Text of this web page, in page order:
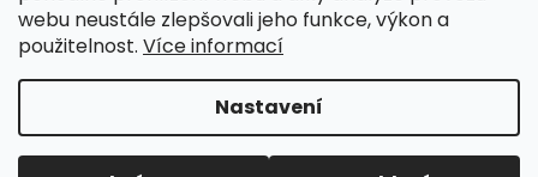
webu neustále zlepšovali jeho funkce, výkon a
použitelnost. Více informací
Nastavení
602 155 983
https://www.facebook.com/jirireznyelektroservis
reznyelektro